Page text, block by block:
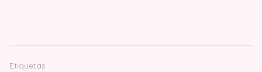
Etiquetas